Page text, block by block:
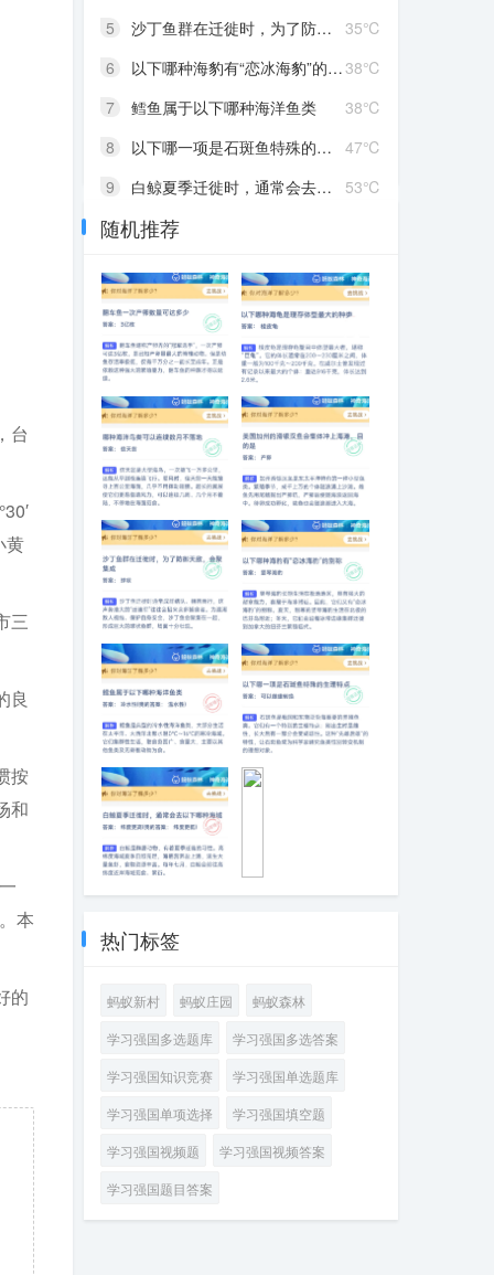
台
黄
三
良
按
和
本
的
35℃
5
沙丁鱼群在迁徙时，为了防御天敌，会聚集成
38℃
6
以下哪种海豹有“恋冰海豹”的别称
38℃
7
鳕鱼属于以下哪种海洋鱼类
47℃
8
以下哪一项是石斑鱼特殊的生理特点
53℃
9
白鲸夏季迁徙时，通常会去以下哪种海域
10 为什么深海里很难看到绿色植物
随机推荐
翻车鱼一次产卵
数量可达多少
以下哪种海龟是
现存体型最大的
种类
哪种海洋鸟类可
以连续数月不落
地
美国加州的滑银
汉鱼会集体冲上
海滩，目的是
沙丁鱼群在迁徙
时，为了防御天
敌，会聚集成
以下哪种海豹有
“恋冰海豹”的别称
鳕鱼属于以下哪
种海洋鱼类
以下哪一项是石
斑鱼特殊的生理
很
看
绿
色
植
物
热门标签
蚂蚁新村 蚂蚁庄园
蚂蚁森林
学习强国多选题库
学习强国多选答案
学习强国知识竞赛
学习强国单选题库
学习强国单项选择
学习强国填空题
学习强国视频题
学习强国视频答案
学习强国题目答案